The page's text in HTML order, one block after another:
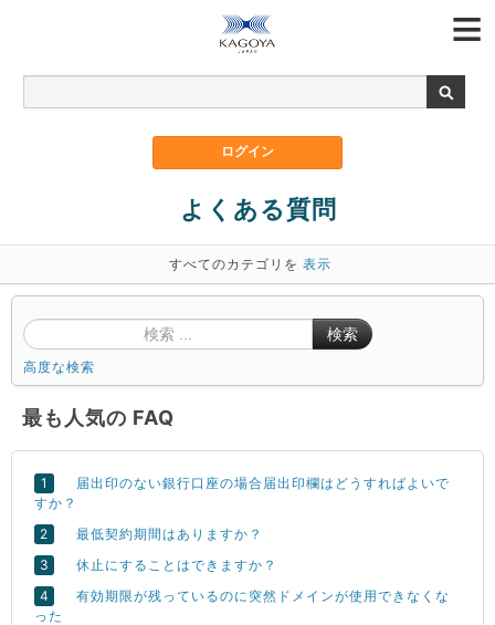
よくある質問
すべてのカテゴリを 表示
検索
高度な検索
最も人気の FAQ
届出印のない銀行口座の場合届出印欄はどうすればよいで
すか？
最低契約期間はありますか？
休止にすることはできますか？
有効期限が残っているのに突然ドメインが使用できなくな
った